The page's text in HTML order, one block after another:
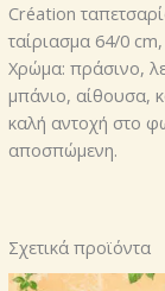
Création
ταίριασμα 64/0
Χρώμα: πράσινο,
μπάνιο, αίθουσα,
καλή αντοχή στο
αποσπώμενη.
Σχετικά προϊόντα